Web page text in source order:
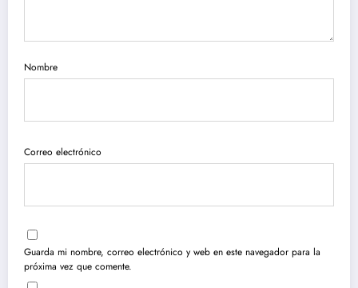
Nombre
Correo electrónico
Guarda mi nombre, correo electrónico y web en este navegador para la
próxima vez que comente.